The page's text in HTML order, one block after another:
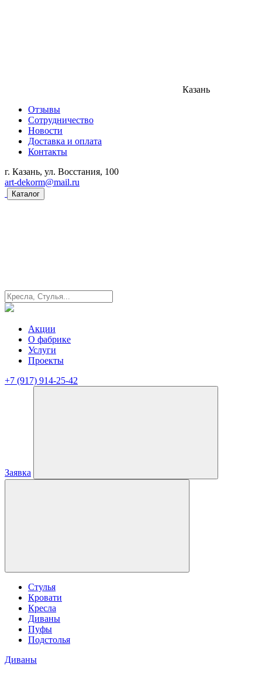
Казань
Отзывы
Сотрудничество
Новости
Доставка и оплата
Контакты
г. Казань, ул. Восстания, 100
art-dekorm@mail.ru
Каталог
Акции
О фабрике
Услуги
Проекты
+7 (917) 914-25-42
Заявка
Стулья
Кровати
Кресла
Диваны
Пуфы
Подстолья
Диваны